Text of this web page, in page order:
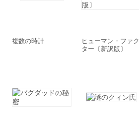
複数の時計
ヒューマン・ファク
ター〔新訳版〕